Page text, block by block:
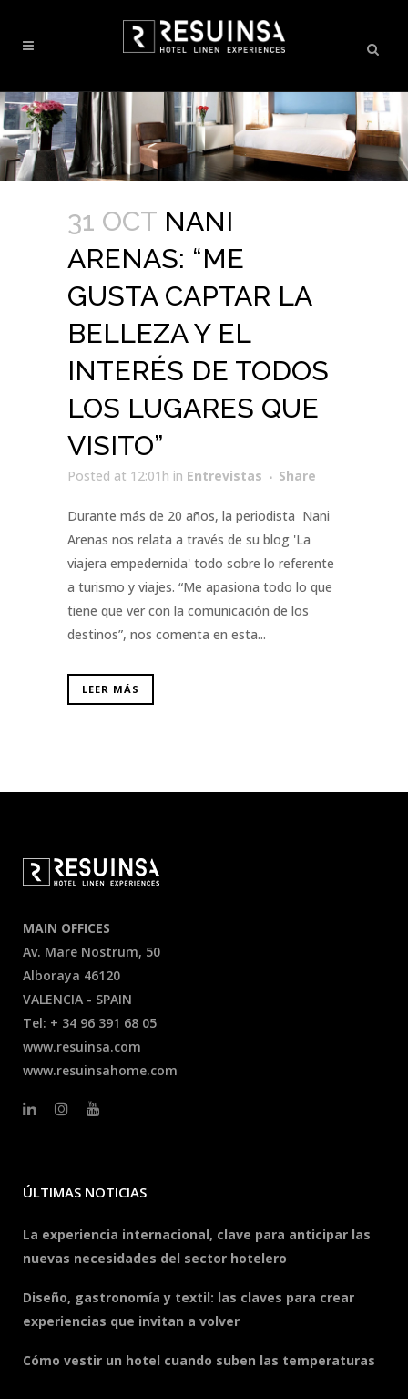
31 OCT NANI
ARENAS: “ME
GUSTA CAPTAR LA
BELLEZA Y EL
INTERÉS DE TODOS
LOS LUGARES QUE
VISITO”
Posted at 12:01h in Entrevistas Share
Durante más de 20 años, la periodista Nani
Arenas nos relata a través de su blog 'La
viajera empedernida' todo sobre lo referente
a turismo y viajes. “Me apasiona todo lo que
tiene que ver con la comunicación de los
destinos”, nos comenta en esta...
LEER MÁS
MAIN OFFICES
Av. Mare Nostrum, 50
Alboraya 46120
VALENCIA - SPAIN
Tel: + 34 96 391 68 05
www.resuinsa.com
www.resuinsahome.com
ÚLTIMAS NOTICIAS
La experiencia internacional, clave para anticipar las
nuevas necesidades del sector hotelero
Diseño, gastronomía y textil: las claves para crear
experiencias que invitan a volver
Cómo vestir un hotel cuando suben las temperaturas